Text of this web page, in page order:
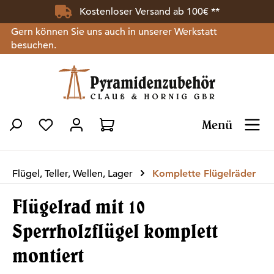
Zum Hauptinhalt springenKostenloser Versand ab 100€ **
Gern können Sie uns auch in unserer Werkstatt
besuchen.
Menü
Du hast 0 Produkte auf dem Merkzettel
Flügel, Teller, Wellen, Lager Komplette Flügelräder
Flügelrad mit 10
Sperrholzflügel komplett
montiert